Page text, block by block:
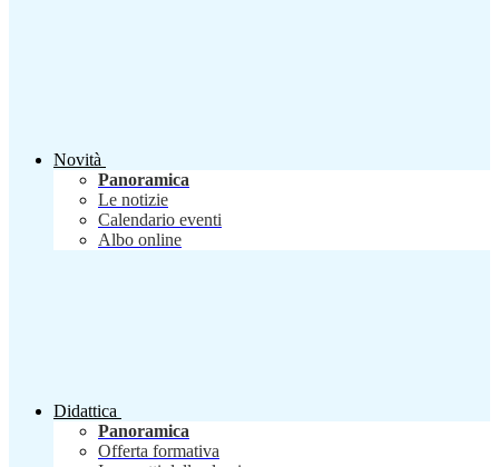
Novità
Panoramica
Le notizie
Calendario eventi
Albo online
Didattica
Panoramica
Offerta formativa